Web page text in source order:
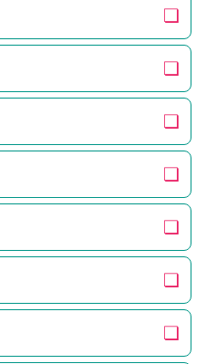
❏
❏
❏
❏
❏
❏
❏